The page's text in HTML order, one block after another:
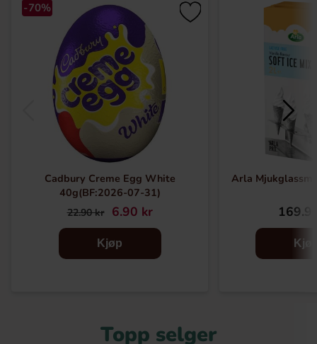
-70%
Cadbury Creme Egg White
40g(BF:2026-07-31)
22.90 kr 6.90 kr
Kjøp
Arla
Topp selger